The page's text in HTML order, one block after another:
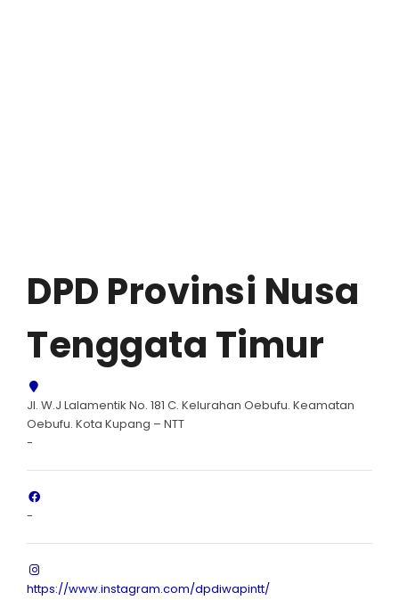
DPD Provinsi Nusa
Tenggata Timur
Jl. W.J Lalamentik No. 181 C. Kelurahan Oebufu. Keamatan
Oebufu. Kota Kupang – NTT
-
-
https://www.instagram.com/dpdiwapintt/